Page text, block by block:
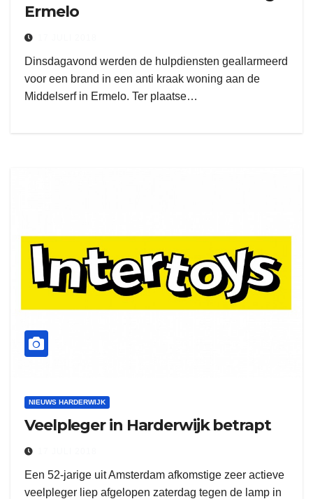
Ermelo
Dinsdagavond werden de hulpdiensten geallarmeerd
voor een brand in een anti kraak woning aan de
Middelserf in Ermelo. Ter plaatse…
NIEUWS HARDERWIJK
Veelpleger in Harderwijk betrapt
Een 52-jarige uit Amsterdam afkomstige zeer actieve
veelpleger liep afgelopen zaterdag tegen de lamp in